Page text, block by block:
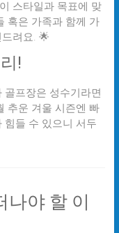
스타일과 목표에 맞
혹은 가족과 함께 가
려요. 🌟
!
프장은 성수기라면
추운 겨울 시즌엔 빠
힘들 수 있으니 서두
나야 할 이